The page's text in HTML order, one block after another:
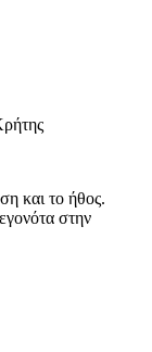
και το ήθος.
στην